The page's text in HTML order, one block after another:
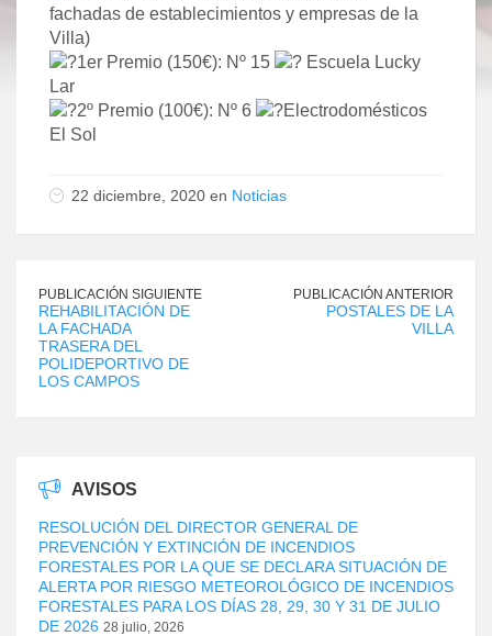
fachadas de establecimientos y empresas de la
Villa)
1er Premio (150€): Nº 15
Escuela Lucky
Lar
2º Premio (100€): Nº 6
Electrodomésticos
El Sol
22 diciembre, 2020 en Noticias
PUBLICACIÓN SIGUIENTE
REHABILITACIÓN DE
LA FACHADA
TRASERA DEL
POLIDEPORTIVO DE
LOS CAMPOS
PUBLICACIÓN ANTERIOR
POSTALES DE LA
VILLA
AVISOS
RESOLUCIÓN DEL DIRECTOR GENERAL DE
PREVENCIÓN Y EXTINCIÓN DE INCENDIOS
FORESTALES POR LA QUE SE DECLARA SITUACIÓN DE
ALERTA POR RIESGO METEOROLÓGICO DE INCENDIOS
FORESTALES PARA LOS DÍAS 28, 29, 30 Y 31 DE JULIO
DE 2026 28 julio, 2026